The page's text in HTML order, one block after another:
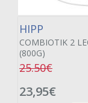
HIPP
COMBIOTIK 2
(800G)
25.50€
23,95€